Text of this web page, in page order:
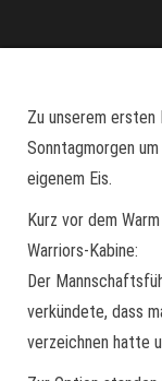
Zu unserem ersten
Sonntagmorgen
eigenem Eis.
Kurz vor dem
Warriors-Kabine:
Der
verkündete, dass
verzeichnen hatte